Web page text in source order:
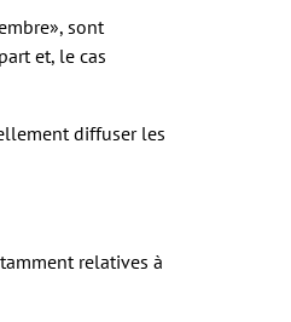
sont
et, le cas
diffuser les
relatives à